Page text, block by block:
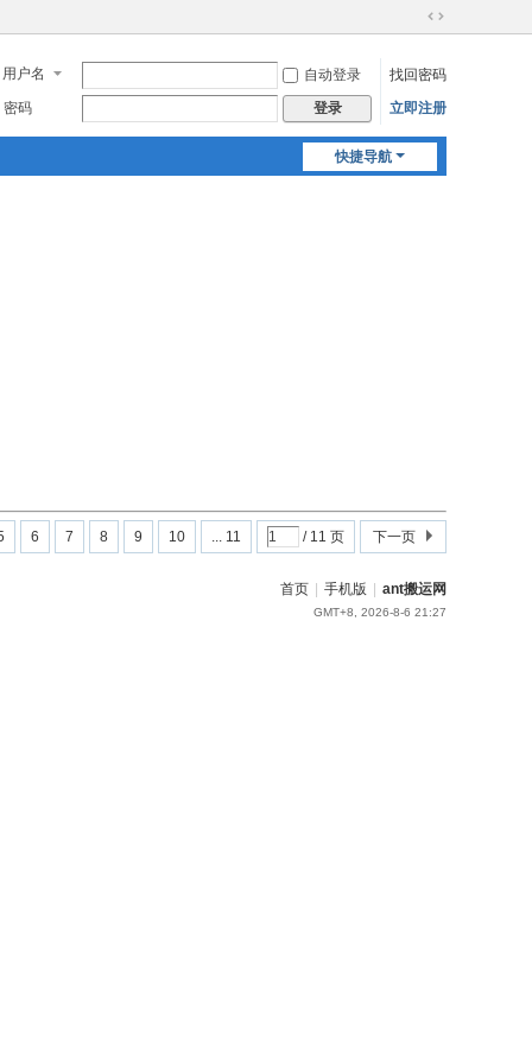
切
到
宽
用户名 自动登录
找回密码
密码
登录 立即注册
快捷导航
6 7 8 9 10 ... 11 / 11 页 下一页
首页 手机版 ant搬运网
GMT+8, 2026-8-6 21:27